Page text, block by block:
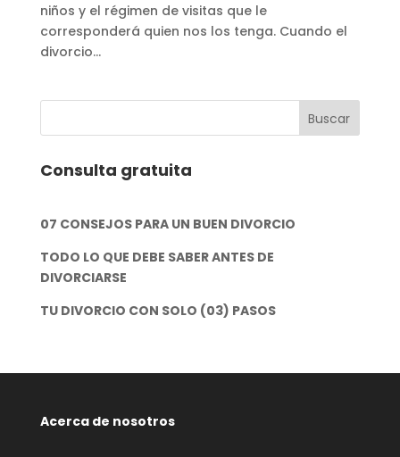
niños y el régimen de visitas que le
corresponderá quien nos los tenga. Cuando el
divorcio...
Consulta gratuita
07 CONSEJOS PARA UN BUEN DIVORCIO
TODO LO QUE DEBE SABER ANTES DE
DIVORCIARSE
TU DIVORCIO CON SOLO (03) PASOS
Acerca de nosotros